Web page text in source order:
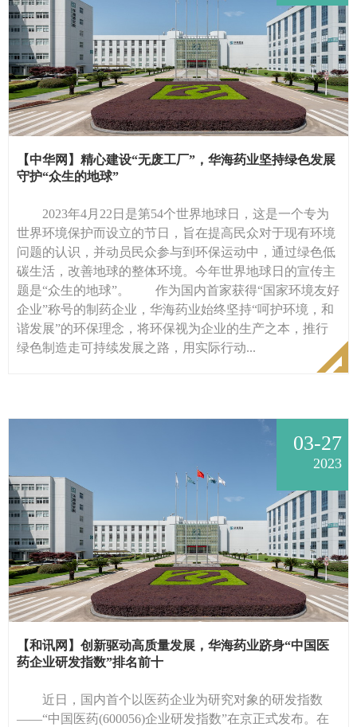
【中华网】精心建设“无废工厂”，华海药业坚持绿色发展
守护“众生的地球”
2023年4月22日是第54个世界地球日，这是一个专为
世界环境保护而设立的节日，旨在提高民众对于现有环境
问题的认识，并动员民众参与到环保运动中，通过绿色低
碳生活，改善地球的整体环境。今年世界地球日的宣传主
题是“众生的地球”。 作为国内首家获得“国家环境友好
企业”称号的制药企业，华海药业始终坚持“呵护环境，和
谐发展”的环保理念，将环保视为企业的生产之本，推行
绿色制造走可持续发展之路，用实际行动...
03-27
2023
【和讯网】创新驱动高质量发展，华海药业跻身“中国医
药企业研发指数”排名前十
近日，国内首个以医药企业为研究对象的研发指数
——“中国医药(600056)企业研发指数”在京正式发布。在